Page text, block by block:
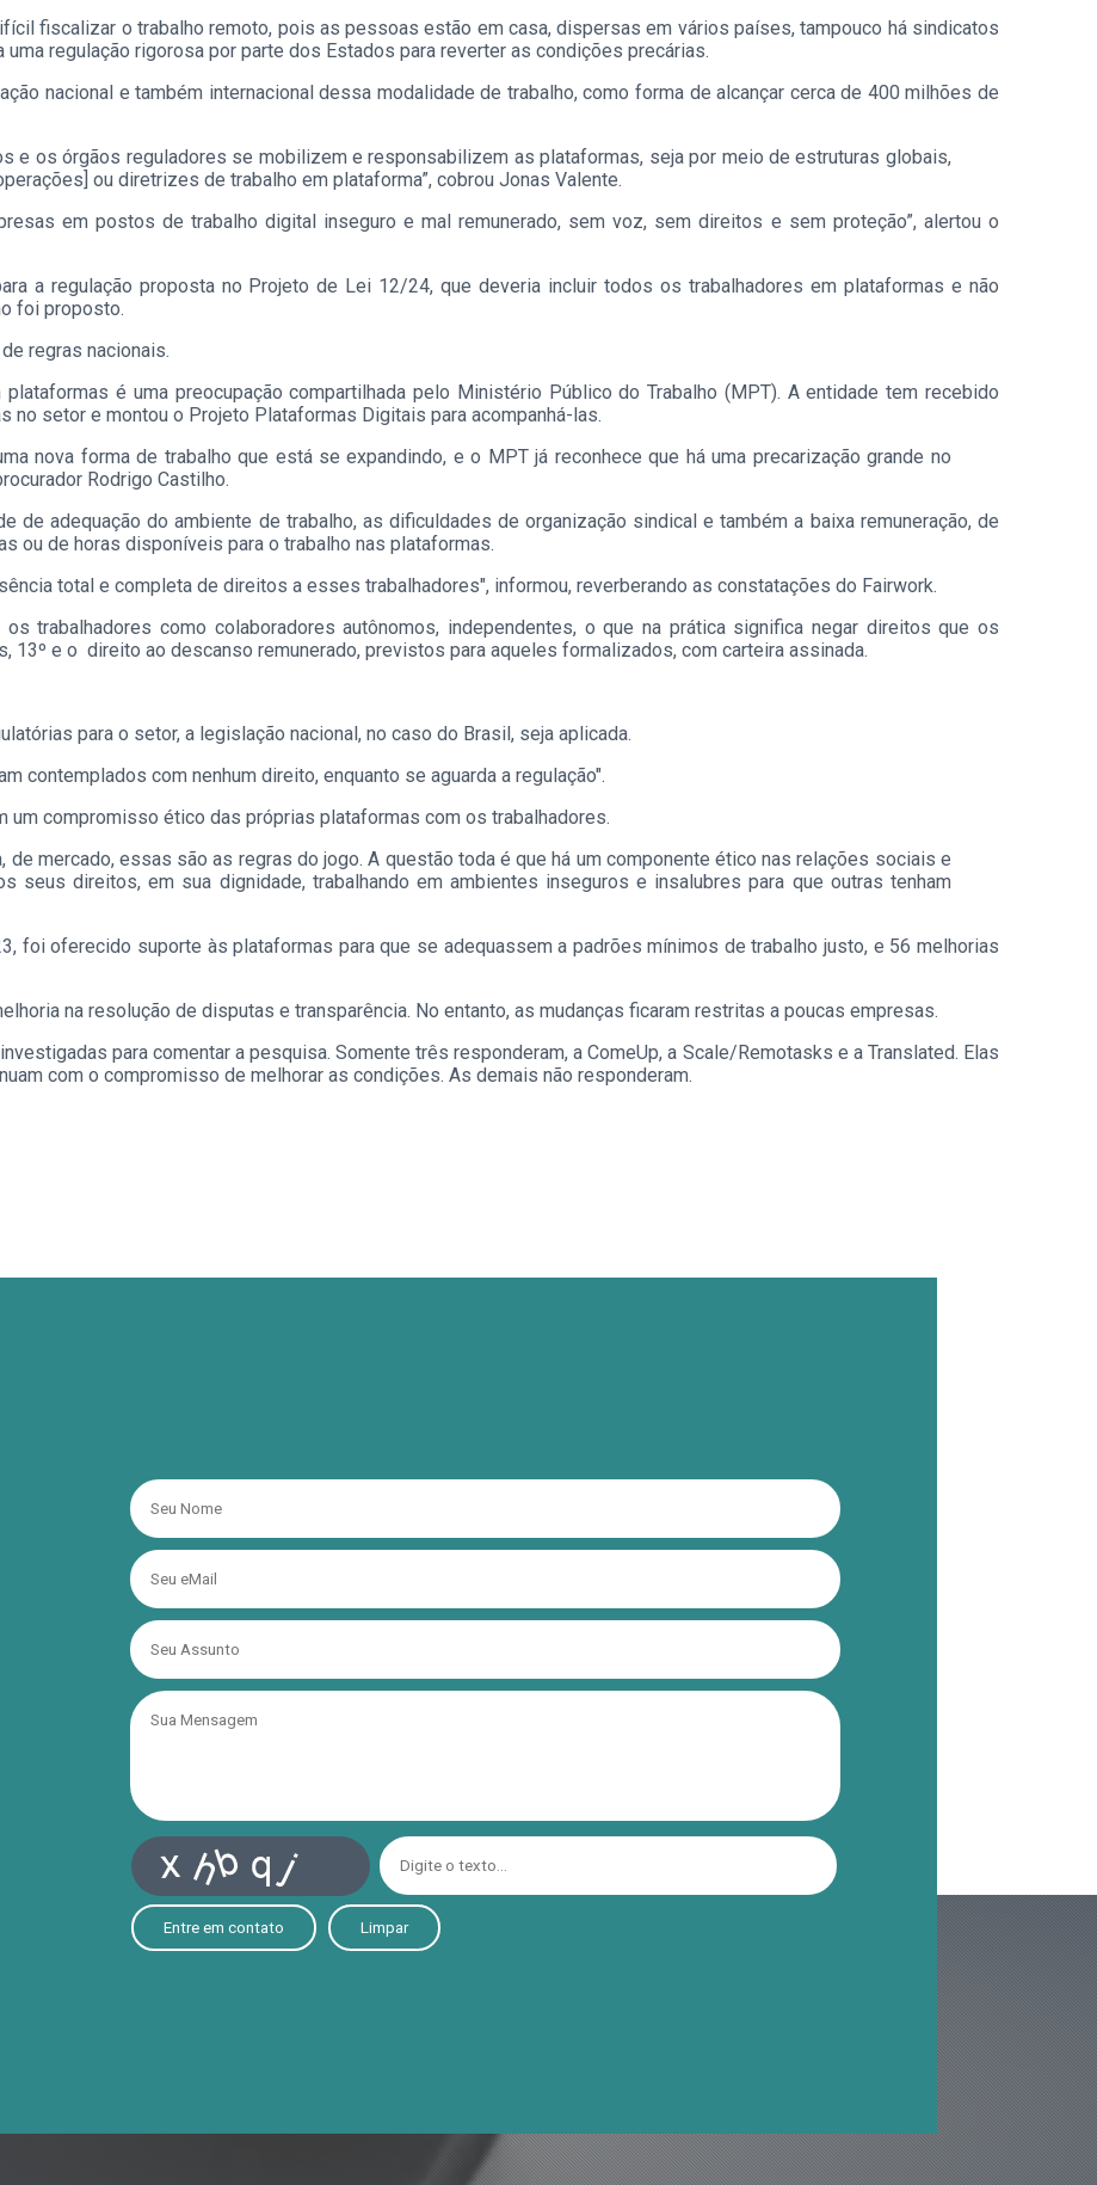
fiscalizar o trabalho remoto, pois as pessoas estão em casa, dispersas em vários países, tampouco há sindicatos
regulação rigorosa por parte dos Estados para reverter as condições precárias.
nacional e também internacional dessa modalidade de trabalho, como forma de alcançar cerca de 400 milhões de
e os órgãos reguladores se mobilizem e responsabilizem as plataformas, seja por meio de estruturas globais,
ou diretrizes de trabalho em plataforma”, cobrou Jonas Valente.
em postos de trabalho digital inseguro e mal remunerado, sem voz, sem direitos e sem proteção”, alertou o
a regulação proposta no Projeto de Lei 12/24, que deveria incluir todos os trabalhadores em plataformas e não
foi proposto.
regras nacionais.
é uma preocupação compartilhada pelo Ministério Público do Trabalho (MPT). A entidade tem recebido
setor e montou o Projeto Plataformas Digitais para acompanhá-las.
nova forma de trabalho que está se expandindo, e o MPT já reconhece que há uma precarização grande no
Rodrigo Castilho.
de adequação do ambiente de trabalho, as dificuldades de organização sindical e também a baixa remuneração, de
ou de horas disponíveis para o trabalho nas plataformas.
total e completa de direitos a esses trabalhadores", informou, reverberando as constatações do Fairwork.
trabalhadores como colaboradores autônomos, independentes, o que na prática significa negar direitos que os
13º e o direito ao descanso remunerado, previstos para aqueles formalizados, com carteira assinada.
para o setor, a legislação nacional, no caso do Brasil, seja aplicada.
contemplados com nenhum direito, enquanto se aguarda a regulação".
um compromisso ético das próprias plataformas com os trabalhadores.
de mercado, essas são as regras do jogo. A questão toda é que há um componente ético nas relações sociais e
seus direitos, em sua dignidade, trabalhando em ambientes inseguros e insalubres para que outras tenham
foi oferecido suporte às plataformas para que se adequassem a padrões mínimos de trabalho justo, e 56 melhorias
na resolução de disputas e transparência. No entanto, as mudanças ficaram restritas a poucas empresas.
para comentar a pesquisa. Somente três responderam, a ComeUp, a Scale/Remotasks e a Translated. Elas
com o compromisso de melhorar as condições. As demais não responderam.
Entre em contato Limpar